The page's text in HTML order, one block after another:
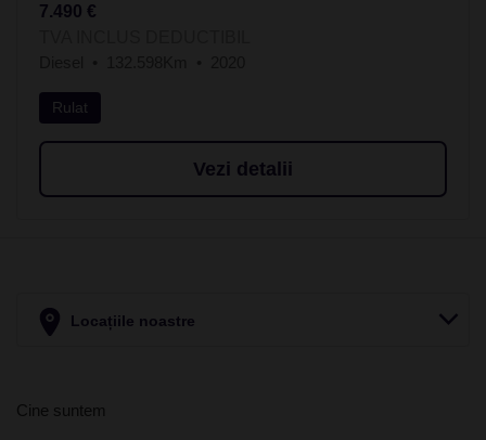
7.490 €
Rulat
Vezi detalii
Locațiile noastre
Cine suntem